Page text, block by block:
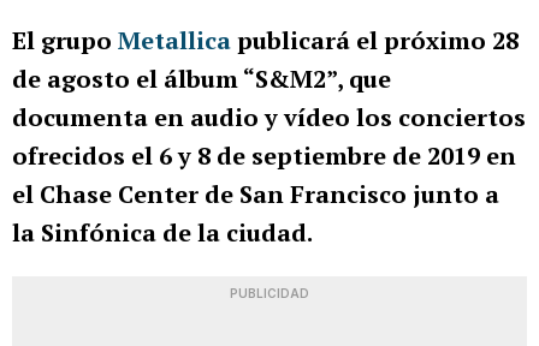
El grupo Metallicapublicará el próximo 28
de agosto el álbum “S&M2”, que
documenta en audio y vídeo los conciertos
ofrecidos el 6 y 8 de septiembre de 2019 en
el Chase Center de San Francisco junto a
la Sinfónica de la ciudad.
PUBLICIDAD